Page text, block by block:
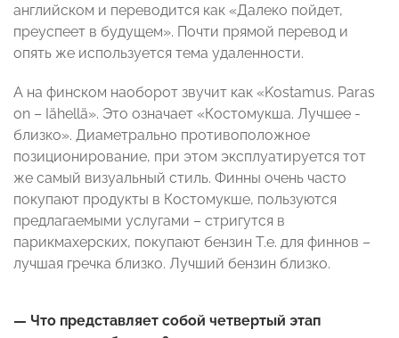
английском и переводится как «Далеко пойдет,
преуспеет в будущем». Почти прямой перевод и
опять же используется тема удаленности.
А на финском наоборот звучит как «Kostamus. Paras
on – Iähellä». Это означает «Костомукша. Лучшее -
близко». Диаметрально противоположное
позиционирование, при этом эксплуатируется тот
же самый визуальный стиль. Финны очень часто
покупают продукты в Костомукше, пользуются
предлагаемыми услугами – стригутся в
парикмахерских, покупают бензин Т.е. для финнов –
лучшая гречка близко. Лучший бензин близко.
— Что представляет собой четвертый этап